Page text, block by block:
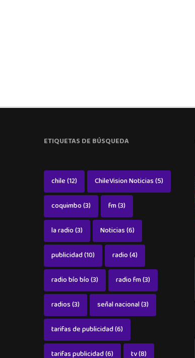
ETIQUETAS DE BÚSQUEDA
chile(12) ChileVision Noticias(5)
coquimbo(3) fm(3)
la radio(3) Noticias(6)
publicidad(10) radio(4)
radio bío bío(3) radio fm(3)
radios(3) señal nacional(3)
tarifas de publicidad(6)
tarifas publicidad(6) tv(8)